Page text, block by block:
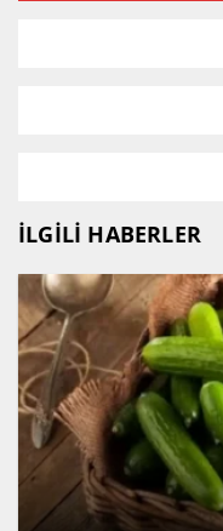
İLGİLİ HABERLER